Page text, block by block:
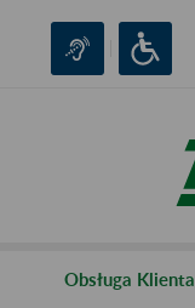
Obsługa Klienta